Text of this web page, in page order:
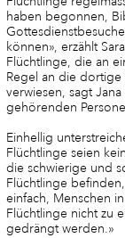
haben begonnen,
können», erzählt
Flüchtlinge, die an
Regel an die dortige
verwiesen, sagt
gehörenden
Einhellig
Flüchtlinge seien
die schwierige und
Flüchtlinge
einfach, Menschen
Flüchtlinge nicht zu
gedrängt werden.»